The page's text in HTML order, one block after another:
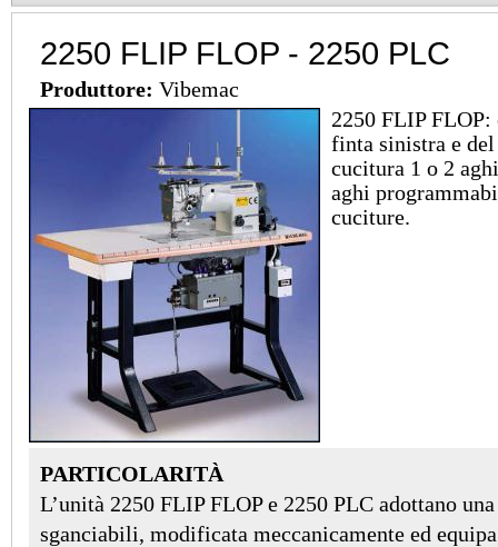
2250 FLIP FLOP - 2250 PLC
Produttore: Vibemac
2250 FLIP
finta sinistra e
cucitura 1 o 2
aghi
cuciture.
PARTICOLARITÀ
L’unità 2250 FLIP FLOP e 2250 PLC adottano
sganciabili, modificata meccanicamente ed